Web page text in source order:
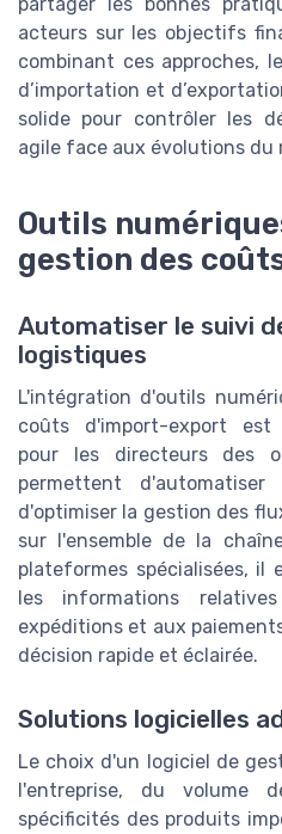
acteurs sur les objectifs
combinant ces approches,
d’importation et
solide pour contrôler les
agile face aux évolutions du
Outils
gestion des
Automatiser le suivi
logistiques
L'intégration d'outils
coûts d'import-export est
pour les directeurs des
permettent
d'optimiser la gestion des
sur l'ensemble de la
plateformes spécialisées, il
les informations
expéditions et aux
décision rapide et éclairée.
Solutions logicielles
Le choix d'un logiciel de
l'entreprise, du volume
spécificités des produits